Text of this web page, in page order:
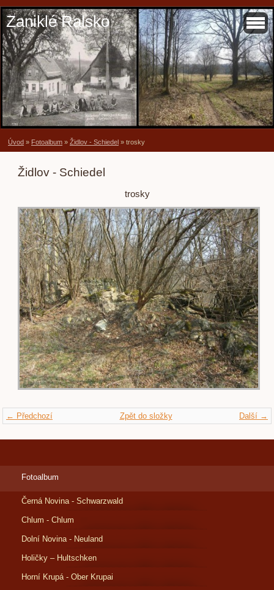
Zaniklé Ralsko
Úvod » Fotoalbum » Židlov - Schiedel » trosky
Židlov - Schiedel
trosky
← Předchozí Další →
Zpět do složky
Fotoalbum
Černá Novina - Schwarzwald
Chlum - Chlum
Dolní Novina - Neuland
Holičky – Hultschken
Horní Krupá - Ober Krupai